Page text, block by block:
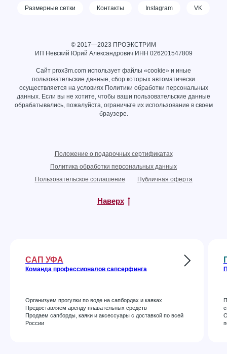
Размерные сетки Контакты Instagram VK
© 2017—2023 ПРОЭКСТРИМ
ИП Невский Юрий Александрович ИНН 026201547809
Сайт prox3m.com использует файлы «cookie» и иные
пользовательские данные, сбор которых автоматически
осуществляется на условиях Политики обработки персональных
данных. Если вы не хотите, чтобы ваши пользовательские данные
обрабатывались, пожалуйста, ограничьте их использование в своем
браузере.
Положение о подарочных сертификатах
Политика обработки персональных данных
Пользовательское соглашение
Публичная оферта
Наверх
САП УФА
Команда профессионалов сапсерфинга
Организуем прогулки по воде на сапбордах и каяках
Предоставляем аренду плавательных средств
Продаем сапборды, каяки и аксессуары с доставкой по всей
России